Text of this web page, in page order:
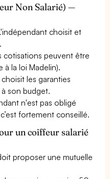
Non Salarié) —
choisit et
cotisations peuvent être
à la loi Madelin).
les garanties
son budget.
n'est pas obligé
fortement conseillé.
un coiffeur salarié
proposer une mutuelle